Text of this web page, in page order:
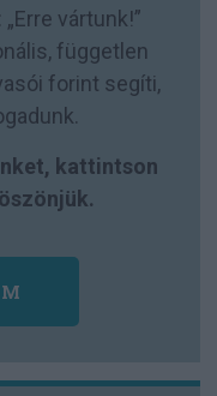
vártunk!”
független
forint segíti,
kattintson